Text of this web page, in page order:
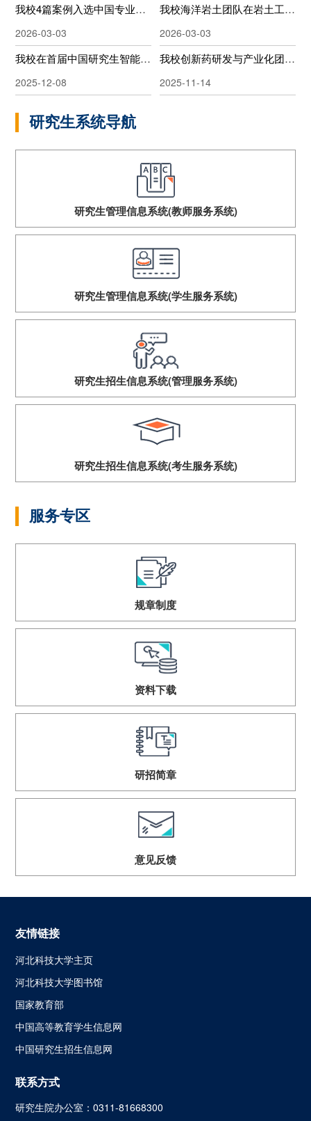
我校4篇案例入选中国专业学位案例中心公共管理案例库
2026-03-03
我校海洋岩土团队在岩土工程领域顶级期刊《Computers and Geotechnics》发表最新研究成果
2026-03-03
我校在首届中国研究生智能建造创新大赛中获奖
2025-12-08
我校创新药研发与产业化团队在用于肿瘤治疗的缺氧激活前药领域取得新进展
2025-11-14
研究生系统导航
研究生管理信息系统(教师服务系统)
研究生管理信息系统(学生服务系统)
研究生招生信息系统(管理服务系统)
研究生招生信息系统(考生服务系统)
服务专区
规章制度
资料下载
研招简章
意见反馈
友情链接
河北科技大学主页
河北科技大学图书馆
国家教育部
中国高等教育学生信息网
中国研究生招生信息网
联系方式
研究生院办公室：0311-81668300